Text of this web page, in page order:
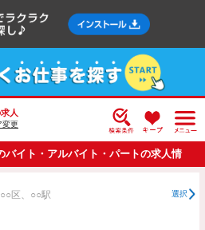
人
変更
バイト・アルバイト・パートの求人情
報一覧
区、○○駅 選択